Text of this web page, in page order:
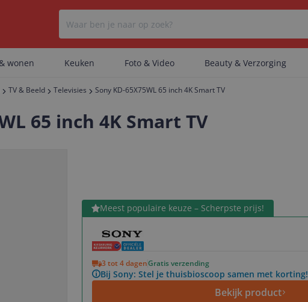
Er zijn geen artikelen gevonden.
wonen Keuken Foto & Video Beauty & Verzorging
TV & Beeld Televisies Sony KD-65X75WL 65 inch 4K Smart TV
65 inch 4K Smart TV
Meest populaire keuze – Scherpste prijs!
3 tot 4 dagenGratis verzending
Bij Sony: Stel je thuisbioscoop samen met korting!
Bekijk product
Bekijk product